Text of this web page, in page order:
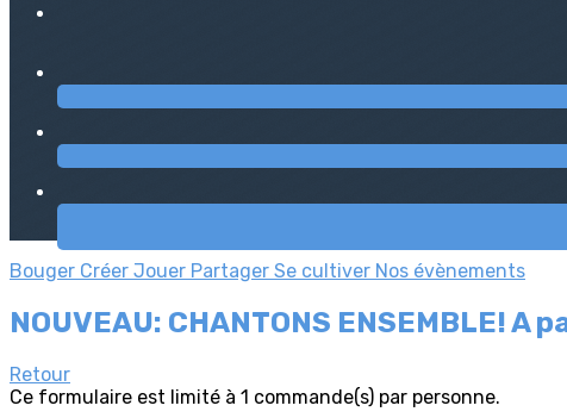
Bouger Créer Jouer Partager Se cultiver Nos évènements
NOUVEAU: CHANTONS ENSEMBLE!
Retour
Ce formulaire est limité à 1 commande(s) par personne.